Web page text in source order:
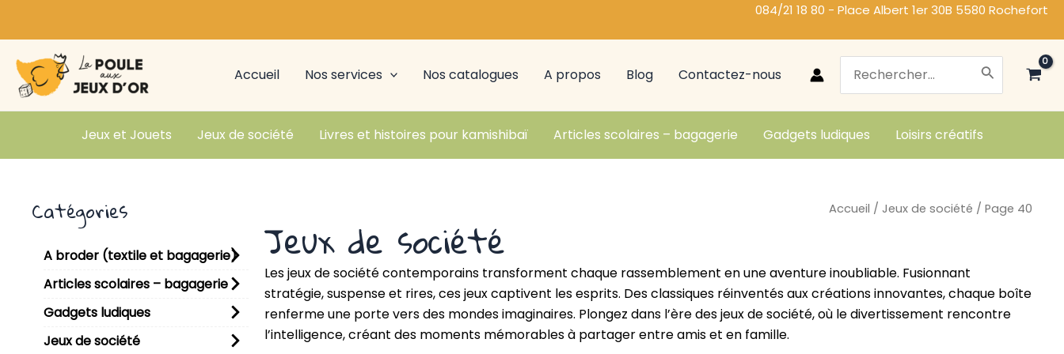
084/21 18 80 - Place Albert 1er 30B 5580 Rochefort
Accueil Nos services Nos catalogues A propos Blog Contactez-nous
Search
Jeux et Jouets Jeux de société Livres et histoires pour kamishibaï Articles scolaires – bagagerie Gadgets ludiques Loisirs créatifs
Catégories
A broder (textile et bagagerie)
Articles scolaires – bagagerie
Gadgets ludiques
Jeux de société
Accueil / Jeux de société / Page 40
Jeux de société
Les jeux de société contemporains transforment chaque rassemblement en une aventure inoubliable. Fusionnant
stratégie, suspense et rires, ces jeux captivent les esprits. Des classiques réinventés aux créations innovantes, chaque boîte
renferme une porte vers des mondes imaginaires. Plongez dans l’ère des jeux de société, où le divertissement rencontre
l’intelligence, créant des moments mémorables à partager entre amis et en famille.